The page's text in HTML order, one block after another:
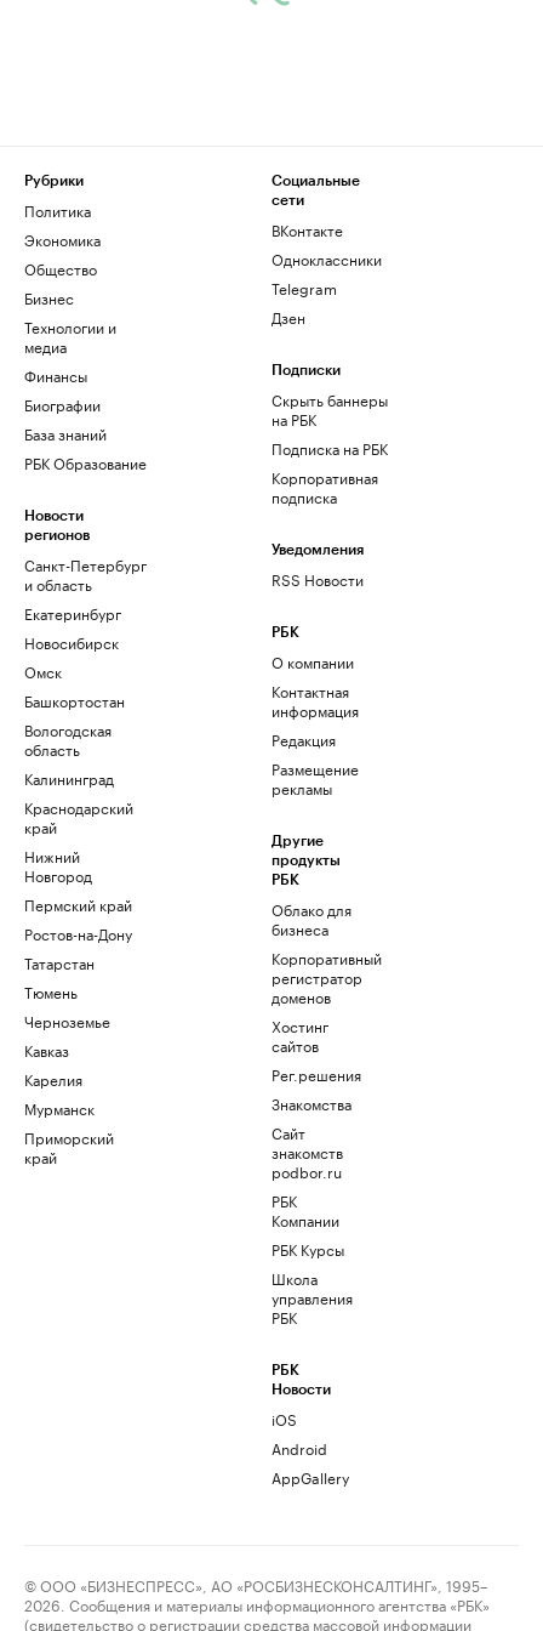
Рубрики
Политика
Экономика
Общество
Бизнес
Технологии и
медиа
Финансы
Биографии
База знаний
РБК Образование
Новости
регионов
Санкт-Петербург
и область
Екатеринбург
Новосибирск
Омск
Башкортостан
Вологодская
область
Калининград
Краснодарский
край
Нижний
Новгород
Пермский край
Ростов-на-Дону
Татарстан
Тюмень
Черноземье
Кавказ
Карелия
Мурманск
Приморский
край
Социальные
сети
ВКонтакте
Одноклассники
Telegram
Дзен
Подписки
Скрыть баннеры
на РБК
Подписка на РБК
Корпоративная
подписка
Уведомления
RSS Новости
РБК
О компании
Контактная
информация
Редакция
Размещение
рекламы
Другие
продукты
РБК
Облако для
бизнеса
Корпоративный
регистратор
доменов
Хостинг
сайтов
Рег.решения
Знакомства
Сайт
знакомств
podbor.ru
РБК
Компании
РБК Курсы
Школа
управления
РБК
РБК
Новости
iOS
Android
AppGallery
© ООО «БИЗНЕСПРЕСС», АО «РОСБИЗНЕСКОНСАЛТИНГ», 1995–
2026. Сообщения и материалы информационного агентства «РБК»
(свидетельство о регистрации средства массовой информации